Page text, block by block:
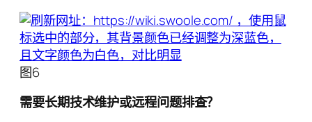
图6
需要长期技术维护或远程问题排查？